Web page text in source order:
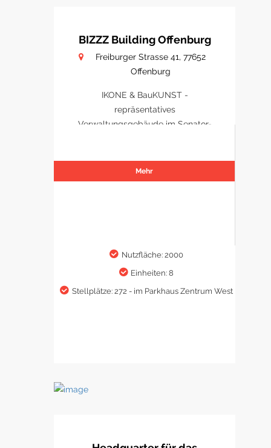
BIZZZ Building Offenburg
Freiburger Strasse 41, 77652
Offenburg
IKONE & BauKUNST -
repräsentatives
Verwaltungsgebäude im Senator-
Mehr
Nutzfläche: 2000
Einheiten: 8
Stellplätze: 272 - im Parkhaus Zentrum West